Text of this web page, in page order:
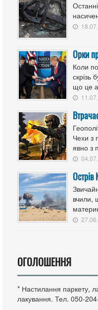
Орки
Коли
скрізь
що це
Чехи з
явно з
вчили,
ОГОЛОШЕННЯ
* Настилання паркету,
лакування. Тел. 050-